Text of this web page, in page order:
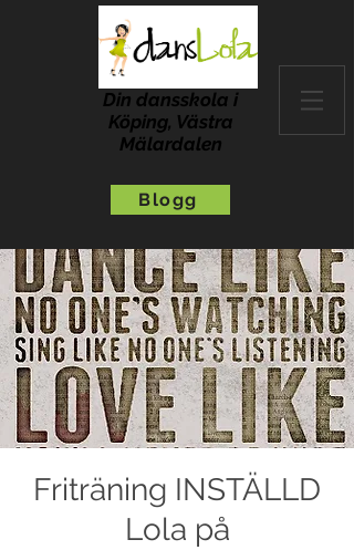
Din dansskola i
Köping, Västra
Mälardalen
Blogg
Friträning INSTÄLLD
Lola på